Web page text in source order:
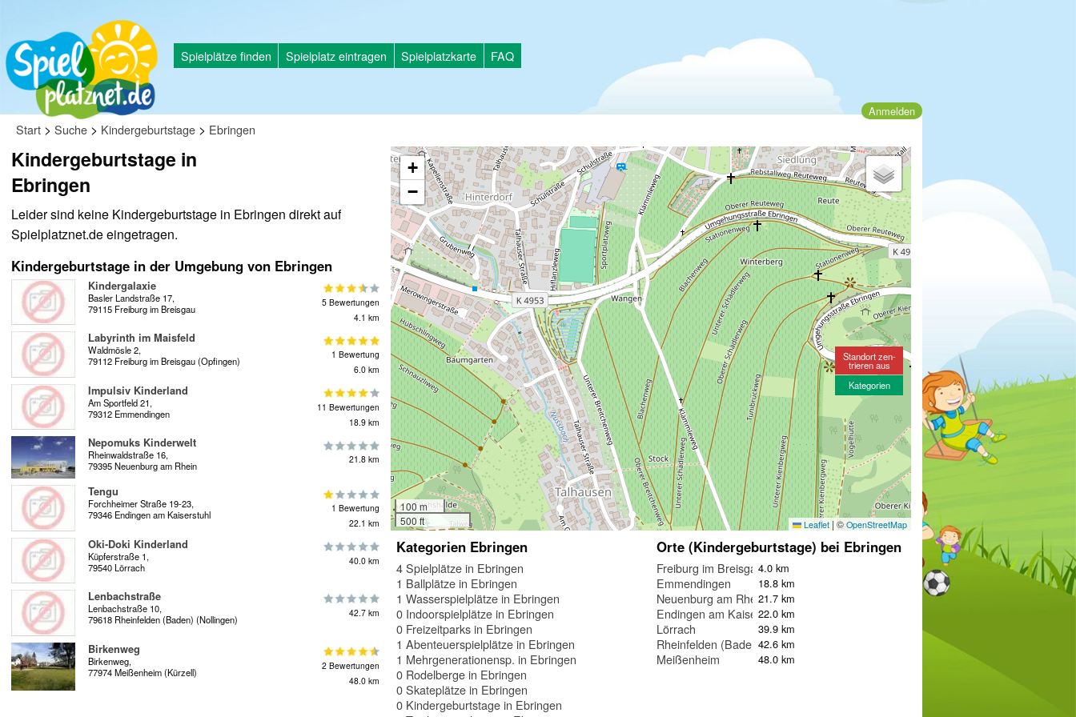
Spielplätze finden Spielplatz eintragen Spielplatzkarte FAQ
Anmelden
Start > Suche > Kindergeburtstage > Ebringen
Kindergeburtstage in
Ebringen
Leider sind keine Kindergeburtstage in Ebringen direkt auf
Spielplatznet.de eingetragen.
Kindergeburtstage in der Umgebung von Ebringen
Kindergalaxie
Basler Landstraße 17,
79115 Freiburg im Breisgau
5 Bewertungen
4.1 km
Labyrinth im Maisfeld
Waldmösle 2,
79112 Freiburg im Breisgau (Opfingen)
1 Bewertung
6.0 km
Impulsiv Kinderland
Am Sportfeld 21,
79312 Emmendingen
11 Bewertungen
18.9 km
Nepomuks Kinderwelt
Rheinwaldstraße 16,
79395 Neuenburg am Rhein
21.8 km
Tengu
Forchheimer Straße 19-23,
79346 Endingen am Kaiserstuhl
1 Bewertung
22.1 km
Oki-Doki Kinderland
Küpferstraße 1,
79540 Lörrach
40.0 km
Lenbachstraße
Lenbachstraße 10,
79618 Rheinfelden (Baden) (Nollingen)
42.7 km
Birkenweg
Birkenweg,
77974 Meißenheim (Kürzell)
2 Bewertungen
48.0 km
+
−
100 m
500 ft
Leaflet | ©OpenStreetMap
Standort zen-
trieren aus
Kategorien
Kategorien Ebringen
4 Spielplätze in Ebringen
1 Ballplätze in Ebringen
1 Wasserspielplätze in Ebringen
0 Indoorspielplätze in Ebringen
0 Freizeitparks in Ebringen
1 Abenteuerspielplätze in Ebringen
1 Mehrgenerationensp. in Ebringen
0 Rodelberge in Ebringen
0 Skateplätze in Ebringen
0 Kindergeburtstage in Ebringen
Orte (Kindergeburtstage) bei Ebringen
Freiburg im Breisgau4.0 km
Emmendingen 18.8 km
Neuenburg am Rhein21.7 km
Endingen am Kaiserstuhl
22.0 km
Lörrach 39.9 km
Rheinfelden (Baden)42.6 km
Meißenheim 48.0 km